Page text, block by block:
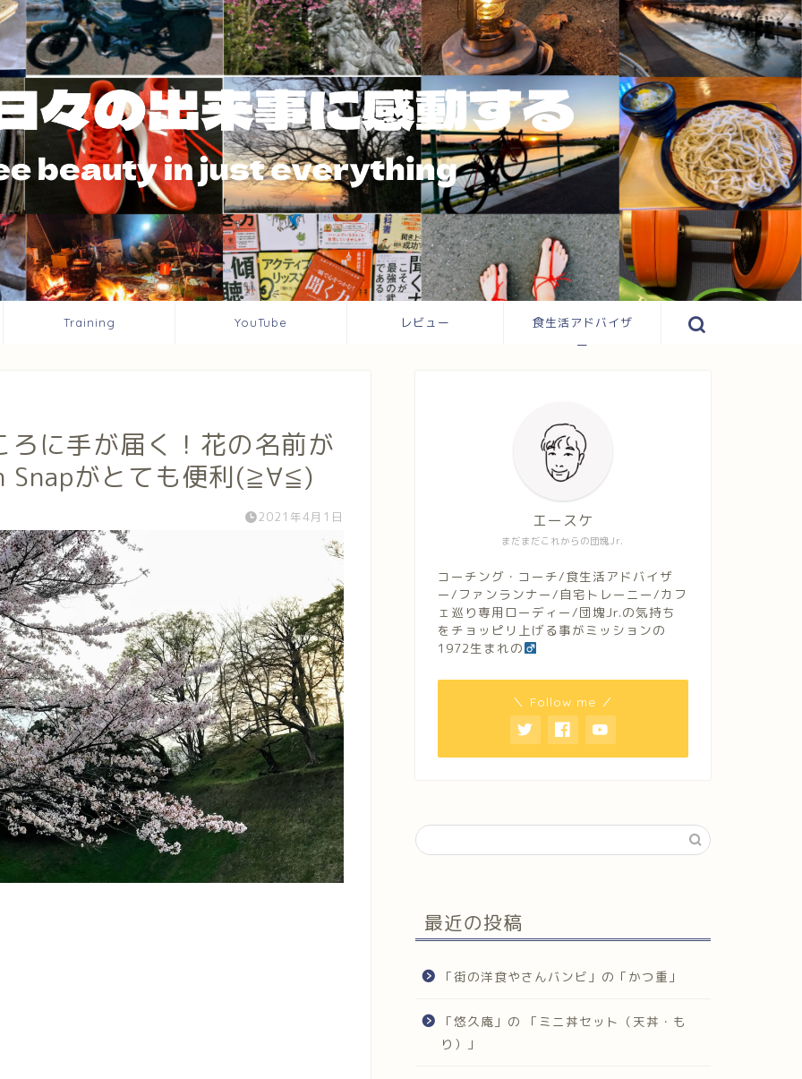
Training YouTube レビュー
食生活アドバイザ
ー
に手が届く！花の名前が
Snapがとても便利(≧∀≦)
2021年4月1日
まだまだこれからの団塊Jr.
エースケ
コーチング・コーチ/食生活アドバイザ
ー/ファンランナー/自宅トレーニー/カフ
ェ巡り専用ローディー/団塊Jr.の気持ち
をチョッピリ上げる事がミッションの
1972生まれの
＼ Follow me ／
最近の投稿
「街の洋食やさんバンビ」の「かつ重」
「悠久庵」の 「ミニ丼セット（天丼・も
り）」